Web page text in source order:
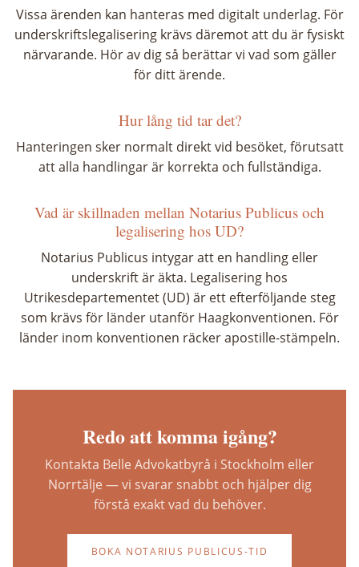
Vissa ärenden kan hanteras med digitalt underlag. För
underskriftslegalisering krävs däremot att du är fysiskt
närvarande. Hör av dig så berättar vi vad som gäller
för ditt ärende.
Hur lång tid tar det?
Hanteringen sker normalt direkt vid besöket, förutsatt
att alla handlingar är korrekta och fullständiga.
Vad är skillnaden mellan Notarius Publicus och
legalisering hos UD?
Notarius Publicus intygar att en handling eller
underskrift är äkta. Legalisering hos
Utrikesdepartementet (UD) är ett efterföljande steg
som krävs för länder utanför Haagkonventionen. För
länder inom konventionen räcker apostille-stämpeln.
Redo att komma igång?
Kontakta Belle Advokatbyrå i Stockholm eller
Norrtälje — vi svarar snabbt och hjälper dig
förstå exakt vad du behöver.
BOKA NOTARIUS PUBLICUS-TID